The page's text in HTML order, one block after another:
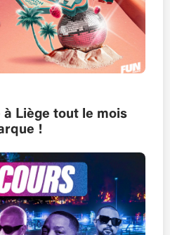
Liège tout le mois
!